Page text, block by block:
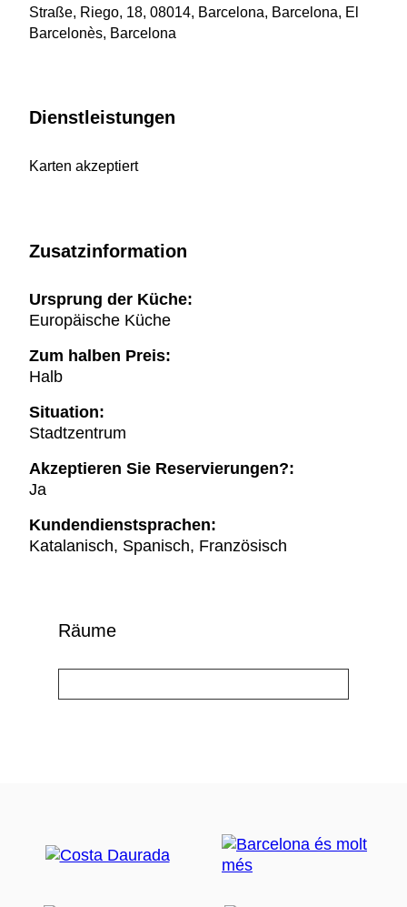
Straße, Riego, 18, 08014, Barcelona, Barcelona, El
Barcelonès, Barcelona
Dienstleistungen
Karten akzeptiert
Zusatzinformation
Ursprung der Küche:
Europäische Küche
Zum halben Preis:
Halb
Situation:
Stadtzentrum
Akzeptieren Sie Reservierungen?:
Ja
Kundendienstsprachen:
Katalanisch, Spanisch, Französisch
Räume